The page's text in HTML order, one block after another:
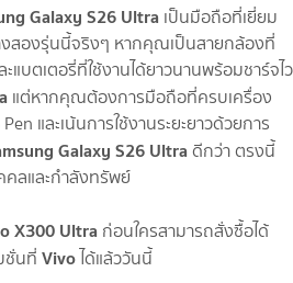
Galaxy S26 Ultra เป็นมือถือที่เยี่ยม
สองรุ่นนี้จริงๆ หากคุณเป็นสายกล้องที่
บตเตอรี่ที่ใช้งานได้ยาวนานพร้อมชาร์จไว
แต่หากคุณต้องการมือถือที่ครบเครื่อง
และเน้นการใช้งานระยะยาวด้วยการ
Galaxy S26 Ultra ดีกว่า ตรงนี้
ลและกำลังทรัพย์
X300 Ultra ก่อนใครสามารถสั่งซื้อได้
ชั่นที่ Vivo ได้แล้ววันนี้